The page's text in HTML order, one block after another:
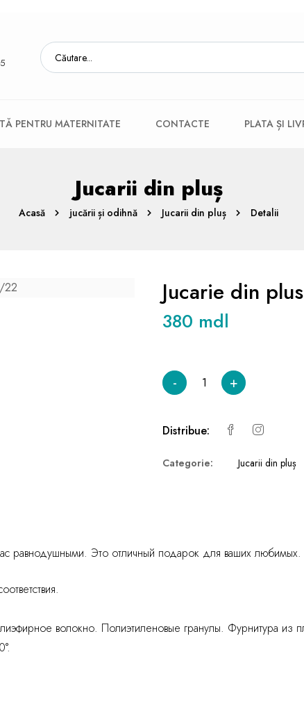
PENTRU MATERNITATE CONTACTE PLATA ȘI
Jucarii din pluș
Acasă jucării și odihnă Jucarii din pluș Detalii
Jucarie din
380 mdl
- +
Distribue:
Categorie: Jucarii din pluș
равнодушными. Это отличный подарок для ваших любимых.
волокно. Полиэтиленовые гранулы. Фурнитура из